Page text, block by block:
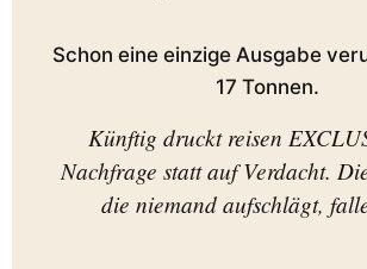
Schon eine einzige Ausgabe
17 Tonnen.
Künftig druckt reisen
Nachfrage statt auf Verdacht.
die niemand aufschlägt,